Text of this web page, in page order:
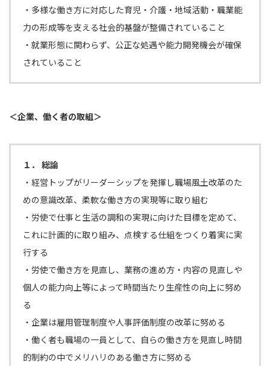
・多様な働き方に対応した育児・介護・地域活動・職業能
力の形成等を支える社会的基盤が整備されていること
・就業形態に関わらず、公正な処遇や能力開発機会が確保
されていること
＜企業、働く者の取組＞
１． 総論
・経営トップがリーダーシップを発揮し職場風土改革のた
めの意識改革、柔軟な働き方の実現等に取り組む
・労使で仕事と生活の調和の実現に向けた目標を定めて、
これに計画的に取り組み、点検する仕組をつくり着実に実
行する
・労使で働き方を見直し、業務の進め方・内容の見直しや
個人の能力向上等によって時間当たり生産性の向上に努め
る
・企業は雇用管理制度や人事評価制度の改革に努める
・働く者も職場の一員として、自らの働き方を見直し時間
的制約の中でメリハリのある働き方に努める